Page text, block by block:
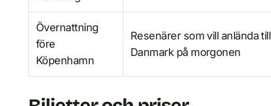
Övernattning
före
Köpenhamn
Resenärer som vill anlända till
Danmark på morgonen